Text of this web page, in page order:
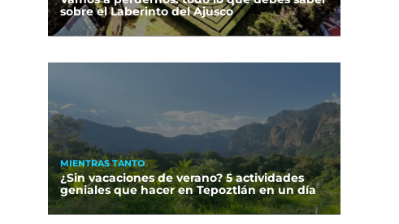
sobre el Laberinto del Ajusco
MIENTRAS TANTO
¿Sin vacaciones de verano? 5 actividades
geniales que hacer en Tepoztlán en un día